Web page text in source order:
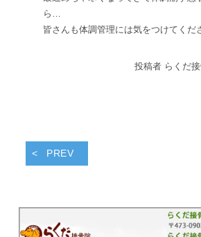
ら…
皆さんも体調管理には気をつけてくだ
投稿者 らくだ
PREV